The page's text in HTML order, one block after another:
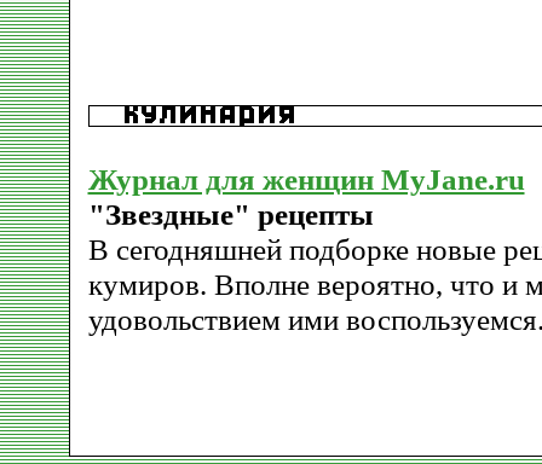
Журнал для женщин MyJane.ru
"Звездные" рецепты
В сегодняшней подборке новые
кумиров. Вполне вероятно, что и
удовольствием ими